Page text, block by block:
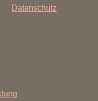
Datenschutz